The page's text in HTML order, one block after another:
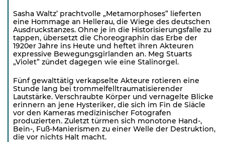
Sasha Waltz’ prachtvolle „Metamorphoses” lieferten
eine Hommage an Hellerau, die Wiege des deutschen
Ausdruckstanzes. Ohne je in die Historisierungsfalle zu
tappen, übersetzt die Choreographin das Erbe der
1920er Jahre ins Heute und heftet ihren Akteuren
expressive Bewegungsgirlanden an. Meg Stuarts
„Violet” zündet dagegen wie eine Stalinorgel.
Fünf gewalttätig verkapselte Akteure rotieren eine
Stunde lang bei trommelfelltraumatisierender
Lautstärke. Verschraubte Körper und vernagelte Blicke
erinnern an jene Hysteriker, die sich im Fin de Siäcle
vor den Kameras medizinischer Fotografen
produzierten. Zuletzt türmen sich monotone Hand-,
Bein-, Fuß-Manierismen zu einer Welle der Destruktion,
die vor nichts Halt macht.